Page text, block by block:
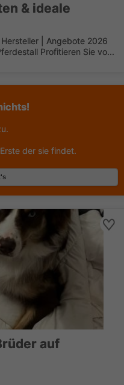
& ideale
| Angebote 2026
Profitieren Sie vo...
der sie findet.
auf